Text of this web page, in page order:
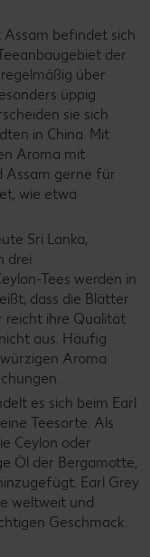
Assam befindet sich
der
über
üppig
sie sich
in China. Mit
Aroma mit
Assam gerne für
wie etwa
Sri Lanka,
drei
Tees werden in
dass die Blätter
reicht ihre Qualität
aus. Häufig
Aroma
es sich beim Earl
Teesorte. Als
Ceylon oder
Öl der Bergamotte,
Earl Grey
weltweit und
Geschmack.